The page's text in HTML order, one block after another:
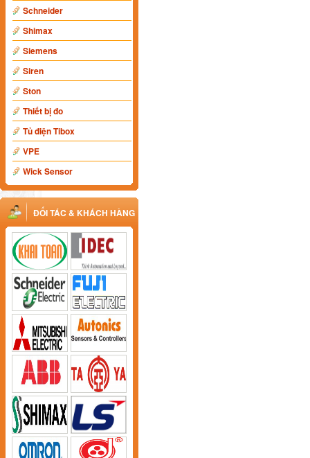
Schneider
Shimax
Siemens
Siren
Ston
Thiết bị đo
Tủ điện Tibox
VPE
Wick Sensor
ĐỐI TÁC & KHÁCH HÀNG